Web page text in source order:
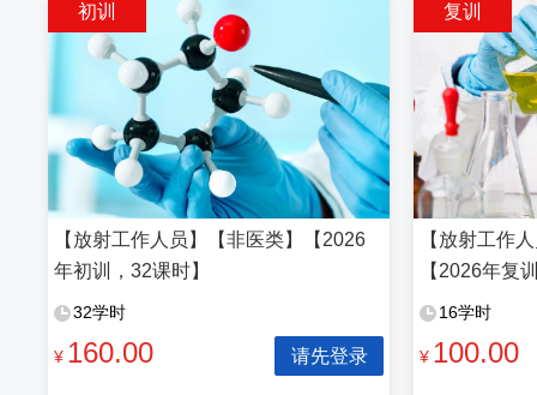
初训
【放射工作人员】【非医类】【2026
年初训，32课时】
32学时
¥ 160.00 请先登录
复训
【放射工作
【2026年复
16学时
¥ 100.00